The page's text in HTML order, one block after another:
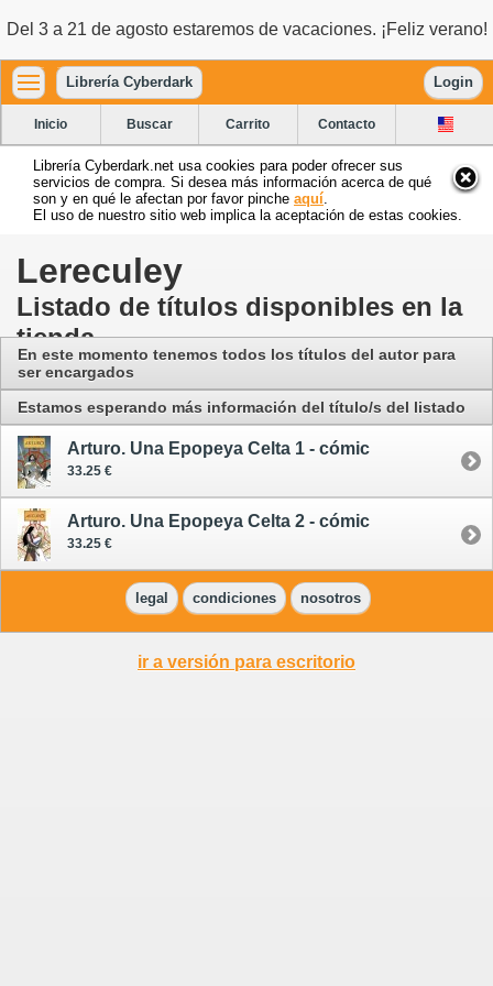
Del 3 a 21 de agosto estaremos de vacaciones. ¡Feliz verano!
Librería Cyberdark Login
Inicio Buscar Carrito Contacto
Librería Cyberdark.net usa cookies para poder ofrecer sus
servicios de compra. Si desea más información acerca de qué
son y en qué le afectan por favor pinche aquí
El uso de nuestro sitio web implica la aceptación de estas cookies.
Lereculey
Listado de títulos disponibles en la
tienda
En este momento tenemos todos los títulos del autor para
ser encargados
Estamos esperando más información del título/s del listado
Arturo. Una Epopeya Celta 1 - cómic
33.25 €
Arturo. Una Epopeya Celta 2 - cómic
33.25 €
legal condiciones nosotros
ir a versión para escritorio